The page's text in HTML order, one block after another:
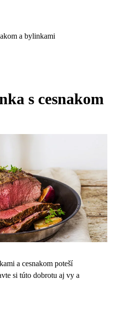
a bylinkami
s cesnakom
a cesnakom poteší
si túto dobrotu aj vy a